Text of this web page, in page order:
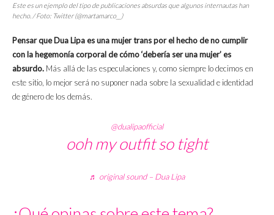
Este es un ejemplo del tipo de publicaciones absurdas que algunos internautas han
hecho. / Foto: Twitter (@martamarco__)
Pensar que Dua Lipa es una mujer trans por el hecho de no cumplir
con la hegemonía corporal de cómo ‘debería ser una mujer’ es
absurdo. Más allá de las especulaciones y, como siempre lo decimos en
este sitio, lo mejor será no suponer nada sobre la sexualidad e identidad
de género de los demás.
@dualipaofficial
ooh my outfit so tight
♬ original sound – Dua Lipa